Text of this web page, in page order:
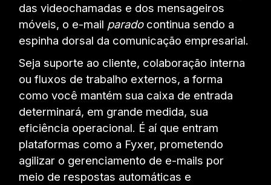
das videochamadas e dos mensageiros
móveis, o e-mail paradocontinua sendo a
espinha dorsal da comunicação empresarial.
Seja suporte ao cliente, colaboração interna
ou fluxos de trabalho externos, a forma
como você mantém sua caixa de entrada
determinará, em grande medida, sua
eficiência operacional. É aí que entram
plataformas como a Fyxer, prometendo
agilizar o gerenciamento de e-mails por
meio de respostas automáticas e